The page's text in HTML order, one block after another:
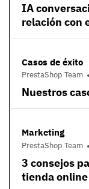
IA
relación con
Casos de éxito
PrestaShop Team
Nuestros
Marketing
PrestaShop Team
3 consejos
tienda online